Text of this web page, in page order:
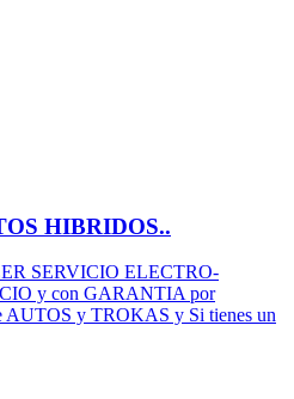
HIBRIDOS..
SERVICIO ELECTRO-
y con GARANTIA por
y TROKAS y Si tienes un